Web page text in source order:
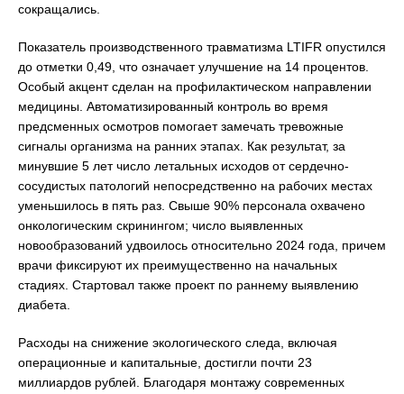
сокращались.
Показатель производственного травматизма LTIFR опустился
до отметки 0,49, что означает улучшение на 14 процентов.
Особый акцент сделан на профилактическом направлении
медицины. Автоматизированный контроль во время
предсменных осмотров помогает замечать тревожные
сигналы организма на ранних этапах. Как результат, за
минувшие 5 лет число летальных исходов от сердечно-
сосудистых патологий непосредственно на рабочих местах
уменьшилось в пять раз. Свыше 90% персонала охвачено
онкологическим скринингом; число выявленных
новообразований удвоилось относительно 2024 года, причем
врачи фиксируют их преимущественно на начальных
стадиях. Стартовал также проект по раннему выявлению
диабета.
Расходы на снижение экологического следа, включая
операционные и капитальные, достигли почти 23
миллиардов рублей. Благодаря монтажу современных